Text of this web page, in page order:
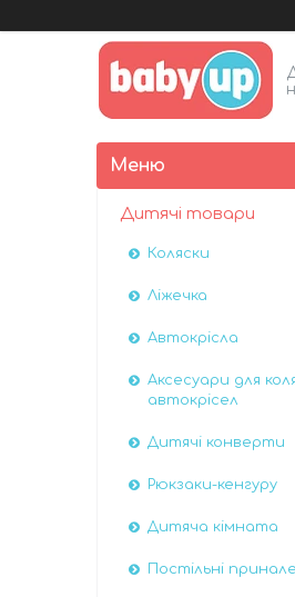
Дитячі товари
Коляски
Ліжечка
Автокрісла
Аксесуари для
автокрісел
Дитячі конверти
Рюкзаки-кенгуру
Дитяча кімната
Постільні